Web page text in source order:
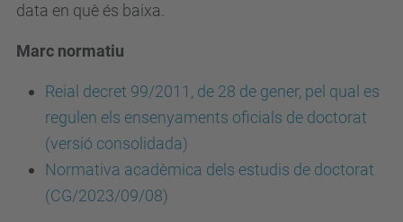
data en què és baixa.
Marc normatiu
Reial decret 99/2011, de 28 de gener, pel qual es
regulen els ensenyaments oficials de doctorat
(versió consolidada)
Normativa acadèmica dels estudis de doctorat
(CG/2023/09/08)